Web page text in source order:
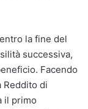
la fine del
successiva,
Facendo
Reddito di
il primo